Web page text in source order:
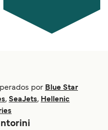
por Blue Star
, SeaJets, Hellenic